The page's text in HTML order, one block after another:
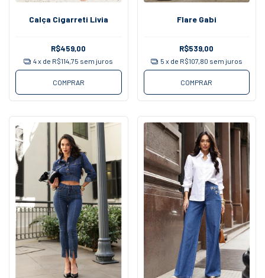
Calça Cigarreti Livia
R$459,00
4x de R$114,75 sem juros
COMPRAR
Flare Gabi
R$539,00
5 x de R$107,80 sem juros
COMPRAR